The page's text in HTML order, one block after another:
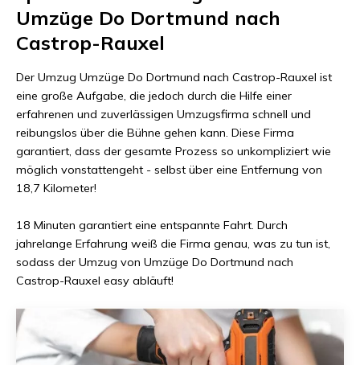
Umzüge Do Dortmund nach
Castrop-Rauxel
Der Umzug Umzüge Do Dortmund nach Castrop-Rauxel ist
eine große Aufgabe, die jedoch durch die Hilfe einer
erfahrenen und zuverlässigen Umzugsfirma schnell und
reibungslos über die Bühne gehen kann. Diese Firma
garantiert, dass der gesamte Prozess so unkompliziert wie
möglich vonstattengeht - selbst über eine Entfernung von
18,7 Kilometer!
18 Minuten garantiert eine entspannte Fahrt. Durch
jahrelange Erfahrung weiß die Firma genau, was zu tun ist,
sodass der Umzug von Umzüge Do Dortmund nach
Castrop-Rauxel easy abläuft!